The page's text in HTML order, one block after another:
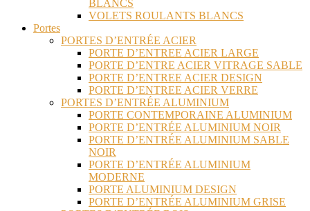
BLANCS
VOLETS ROULANTS BLANCS
Portes
PORTES D’ENTRÉE ACIER
PORTE D’ENTREE ACIER LARGE
PORTE D’ENTRE ACIER VITRAGE SABLE
PORTE D’ENTREE ACIER DESIGN
PORTE D’ENTREE ACIER VERRE
PORTES D’ENTRÉE ALUMINIUM
PORTE CONTEMPORAINE ALUMINIUM
PORTE D’ENTRÉE ALUMINIUM NOIR
PORTE D’ENTRÉE ALUMINIUM SABLE
NOIR
PORTE D’ENTRÉE ALUMINIUM
MODERNE
PORTE ALUMINIUM DESIGN
PORTE D’ENTRÉE ALUMINIUM GRISE